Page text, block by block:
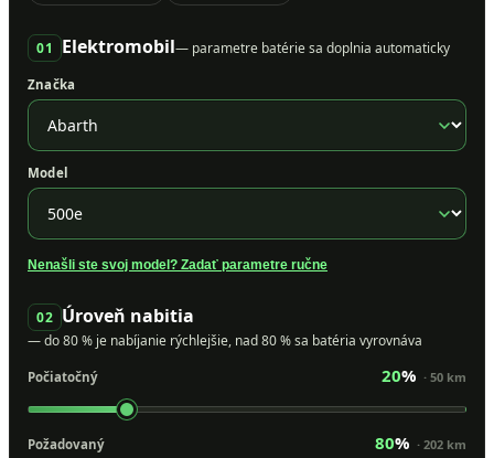
01 Elektromobil— parametre batérie sa doplnia automaticky
Značka
Model
Nenašli ste svoj model? Zadať parametre ručne
02 Úroveň nabitia
— do 80 % je nabíjanie rýchlejšie, nad 80 % sa batéria vyrovnáva
Počiatočný 20% · 50 km
Požadovaný 80% · 202 km